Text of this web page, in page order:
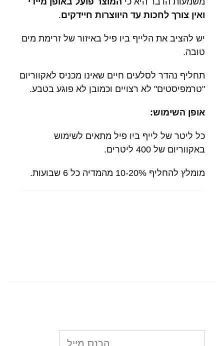
ואין צורך לחכות עד היווצרות חיידקים.
יש להציב את הלייף ביו פיל באיזור של זרימת מים
טובה.
תחליף נהדר לסלעים חיים שאינו מכניס לאקווריום
"טרמפיסטים" לא רצויים וכמובן לא פוגע בטבע.
אופן השימוש:
כל ליטר של לייף ביו פיל מתאים לשימוש
באקווריום של 400 ליטרים.
מומלץ להחליף 10-20% מהמדיה כל 6 שבועות.